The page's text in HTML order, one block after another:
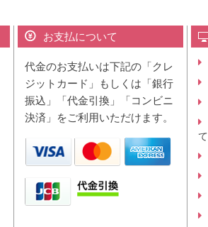
お支払について
代金のお支払いは下記の「クレ
ジットカード」もしくは「銀行
振込」「代金引換」「コンビニ
決済」をご利用いただけます。
て